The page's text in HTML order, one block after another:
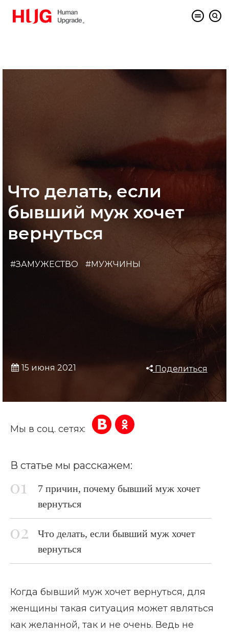
Что делать, если
бывший муж хочет
вернуться
#ЗАМУЖЕСТВО #МУЖЧИНЫ
15 июня 2021 Поделиться
Мы в соц. сетях:
В статье мы расскажем:
7 причин, почему бывший муж хочет
вернуться
Что делать, если бывший муж хочет
вернуться
Когда бывший муж хочет вернуться, для
женщины такая ситуация может являться
как желанной, так и не очень. Ведь не